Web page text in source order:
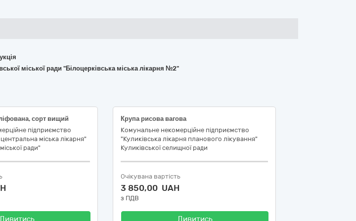
міської ради "Білоцерківська міська лікарня №2"
сорт вищий
підприємство
міська лікарня"
ради"
Дивитись
Крупа рисова вагова
Комунальне некомерційне підприємство
"Куликівська лікарня планового лікування"
Куликівської селищної ради
Очікувана вартість
3 850,00 UAH
з ПДВ
Дивитись